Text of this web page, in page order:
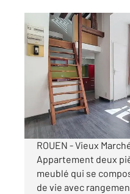
ROUEN 76
34,02 m2 , 2 pièces
Ref : 34441
Appartement F2
647 €
par mois charges
ROUEN - Vieux
Appartement deux
meublé qui se
de vie avec